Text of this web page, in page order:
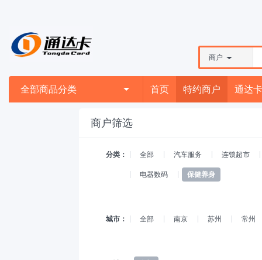
商户
全部商品分类 首页 特约商户 通达卡
商户筛选
分类： 全部 汽车服务 连锁超市
电器数码 保健养身
城市： 全部 南京 苏州 常州